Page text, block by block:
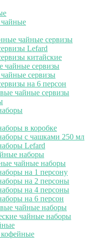
чайные сервизы
Lefard
китайские
чайные сервизы
сервизы
на 6 персон
чайные сервизы
в коробке
с чашками 250 мл
Lefard
наборы
чайные наборы
на 1 персону
на 2 персоны
на 4 персоны
на 6 персон
чайные наборы
чайные наборы